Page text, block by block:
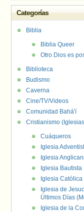
Categorías
Biblia
Biblia Queer
Otro Dios es
Biblioteca
Budismo
Caverna
Cine/TV/Videos
Comunidad Bahá'í
Cristianismo
Cuáqueros
Iglesia
Iglesia
Iglesia Bautista
Iglesia Católica
Iglesia de
Últimos Días
Iglesia de la